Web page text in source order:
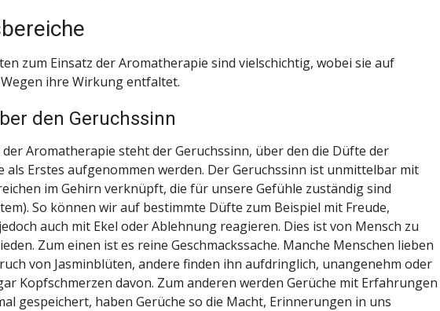
zum Einsatz der Aromatherapie sind vielschichtig, wobei sie auf
ihre Wirkung entfaltet.
den Geruchssinn
Aromatherapie steht der Geruchssinn, über den die Düfte der
als Erstes aufgenommen werden. Der Geruchssinn ist unmittelbar mit
im Gehirn verknüpft, die für unsere Gefühle zuständig sind
So können wir auf bestimmte Düfte zum Beispiel mit Freude,
auch mit Ekel oder Ablehnung reagieren. Dies ist von Mensch zu
Zum einen ist es reine Geschmackssache. Manche Menschen lieben
von Jasminblüten, andere finden ihn aufdringlich, unangenehm oder
Kopfschmerzen davon. Zum anderen werden Gerüche mit Erfahrungen
gespeichert, haben Gerüche so die Macht, Erinnerungen in uns